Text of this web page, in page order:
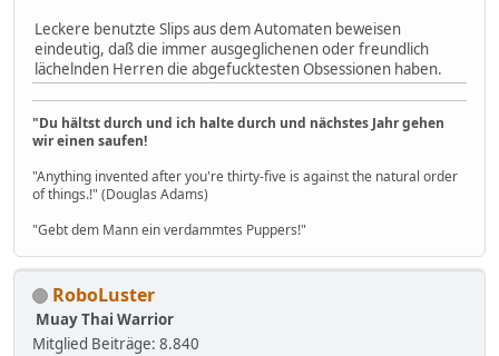
Leckere benutzte Slips aus dem Automaten beweisen
eindeutig, daß die immer ausgeglichenen oder freundlich
lächelnden Herren die abgefucktesten Obsessionen haben.
"Du hältst durch und ich halte durch und nächstes Jahr gehen
wir einen saufen!
"Anything invented after you're thirty-five is against the natural order
of things.!" (Douglas Adams)
"Gebt dem Mann ein verdammtes Puppers!"
RoboLuster
Muay Thai Warrior
Mitglied Beiträge: 8.840